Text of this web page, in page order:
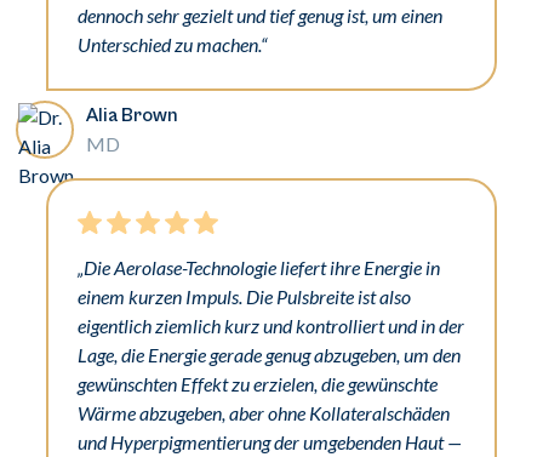
dennoch sehr gezielt und tief genug ist, um einen
Unterschied zu machen.“
Alia Brown
MD
„Die Aerolase-Technologie liefert ihre Energie in
einem kurzen Impuls. Die Pulsbreite ist also
eigentlich ziemlich kurz und kontrolliert und in der
Lage, die Energie gerade genug abzugeben, um den
gewünschten Effekt zu erzielen, die gewünschte
Wärme abzugeben, aber ohne Kollateralschäden
und Hyperpigmentierung der umgebenden Haut —